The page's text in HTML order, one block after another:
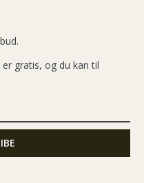
gratis, og du kan til